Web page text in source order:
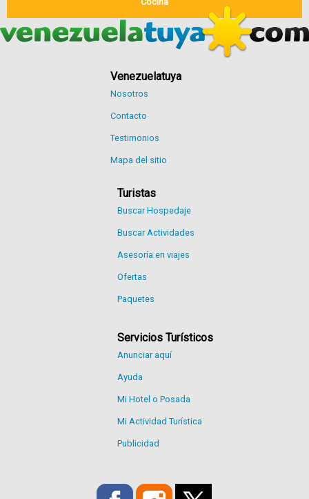
Venezuelatuya
Nosotros
Contacto
Testimonios
Mapa del sitio
Turistas
Buscar Hospedaje
Buscar Actividades
Asesoría en viajes
Ofertas
Paquetes
Servicios Turísticos
Anunciar aquí
Ayuda
Mi Hotel o Posada
Mi Actividad Turística
Publicidad